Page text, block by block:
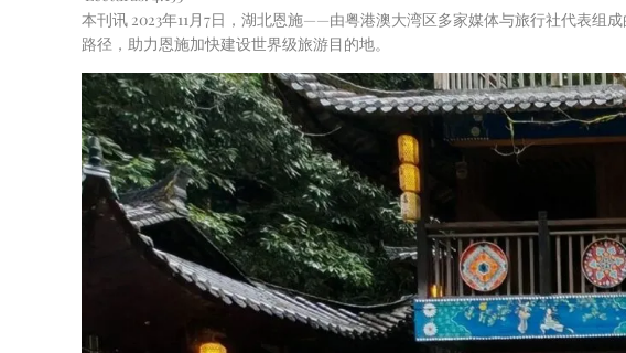
本刊讯 2023年11月7日，湖北恩施——由粤港澳大湾区多家媒体与旅行社代表组
路径，助力恩施加快建设世界级旅游目的地。